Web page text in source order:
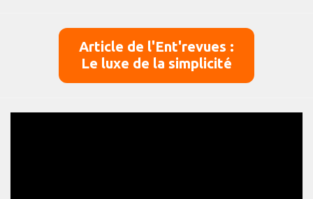
Article de l'Ent'revues :
Le luxe de la simplicité